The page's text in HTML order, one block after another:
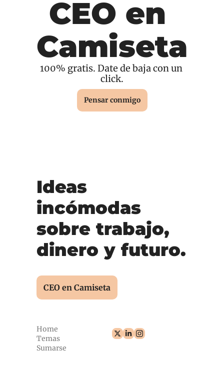
CEO en
Camiseta
100% gratis. Date de baja con un
click.
Pensar conmigo
Ideas
incómodas
sobre trabajo,
dinero y futuro.
CEO en Camiseta
Home
Temas
Sumarse